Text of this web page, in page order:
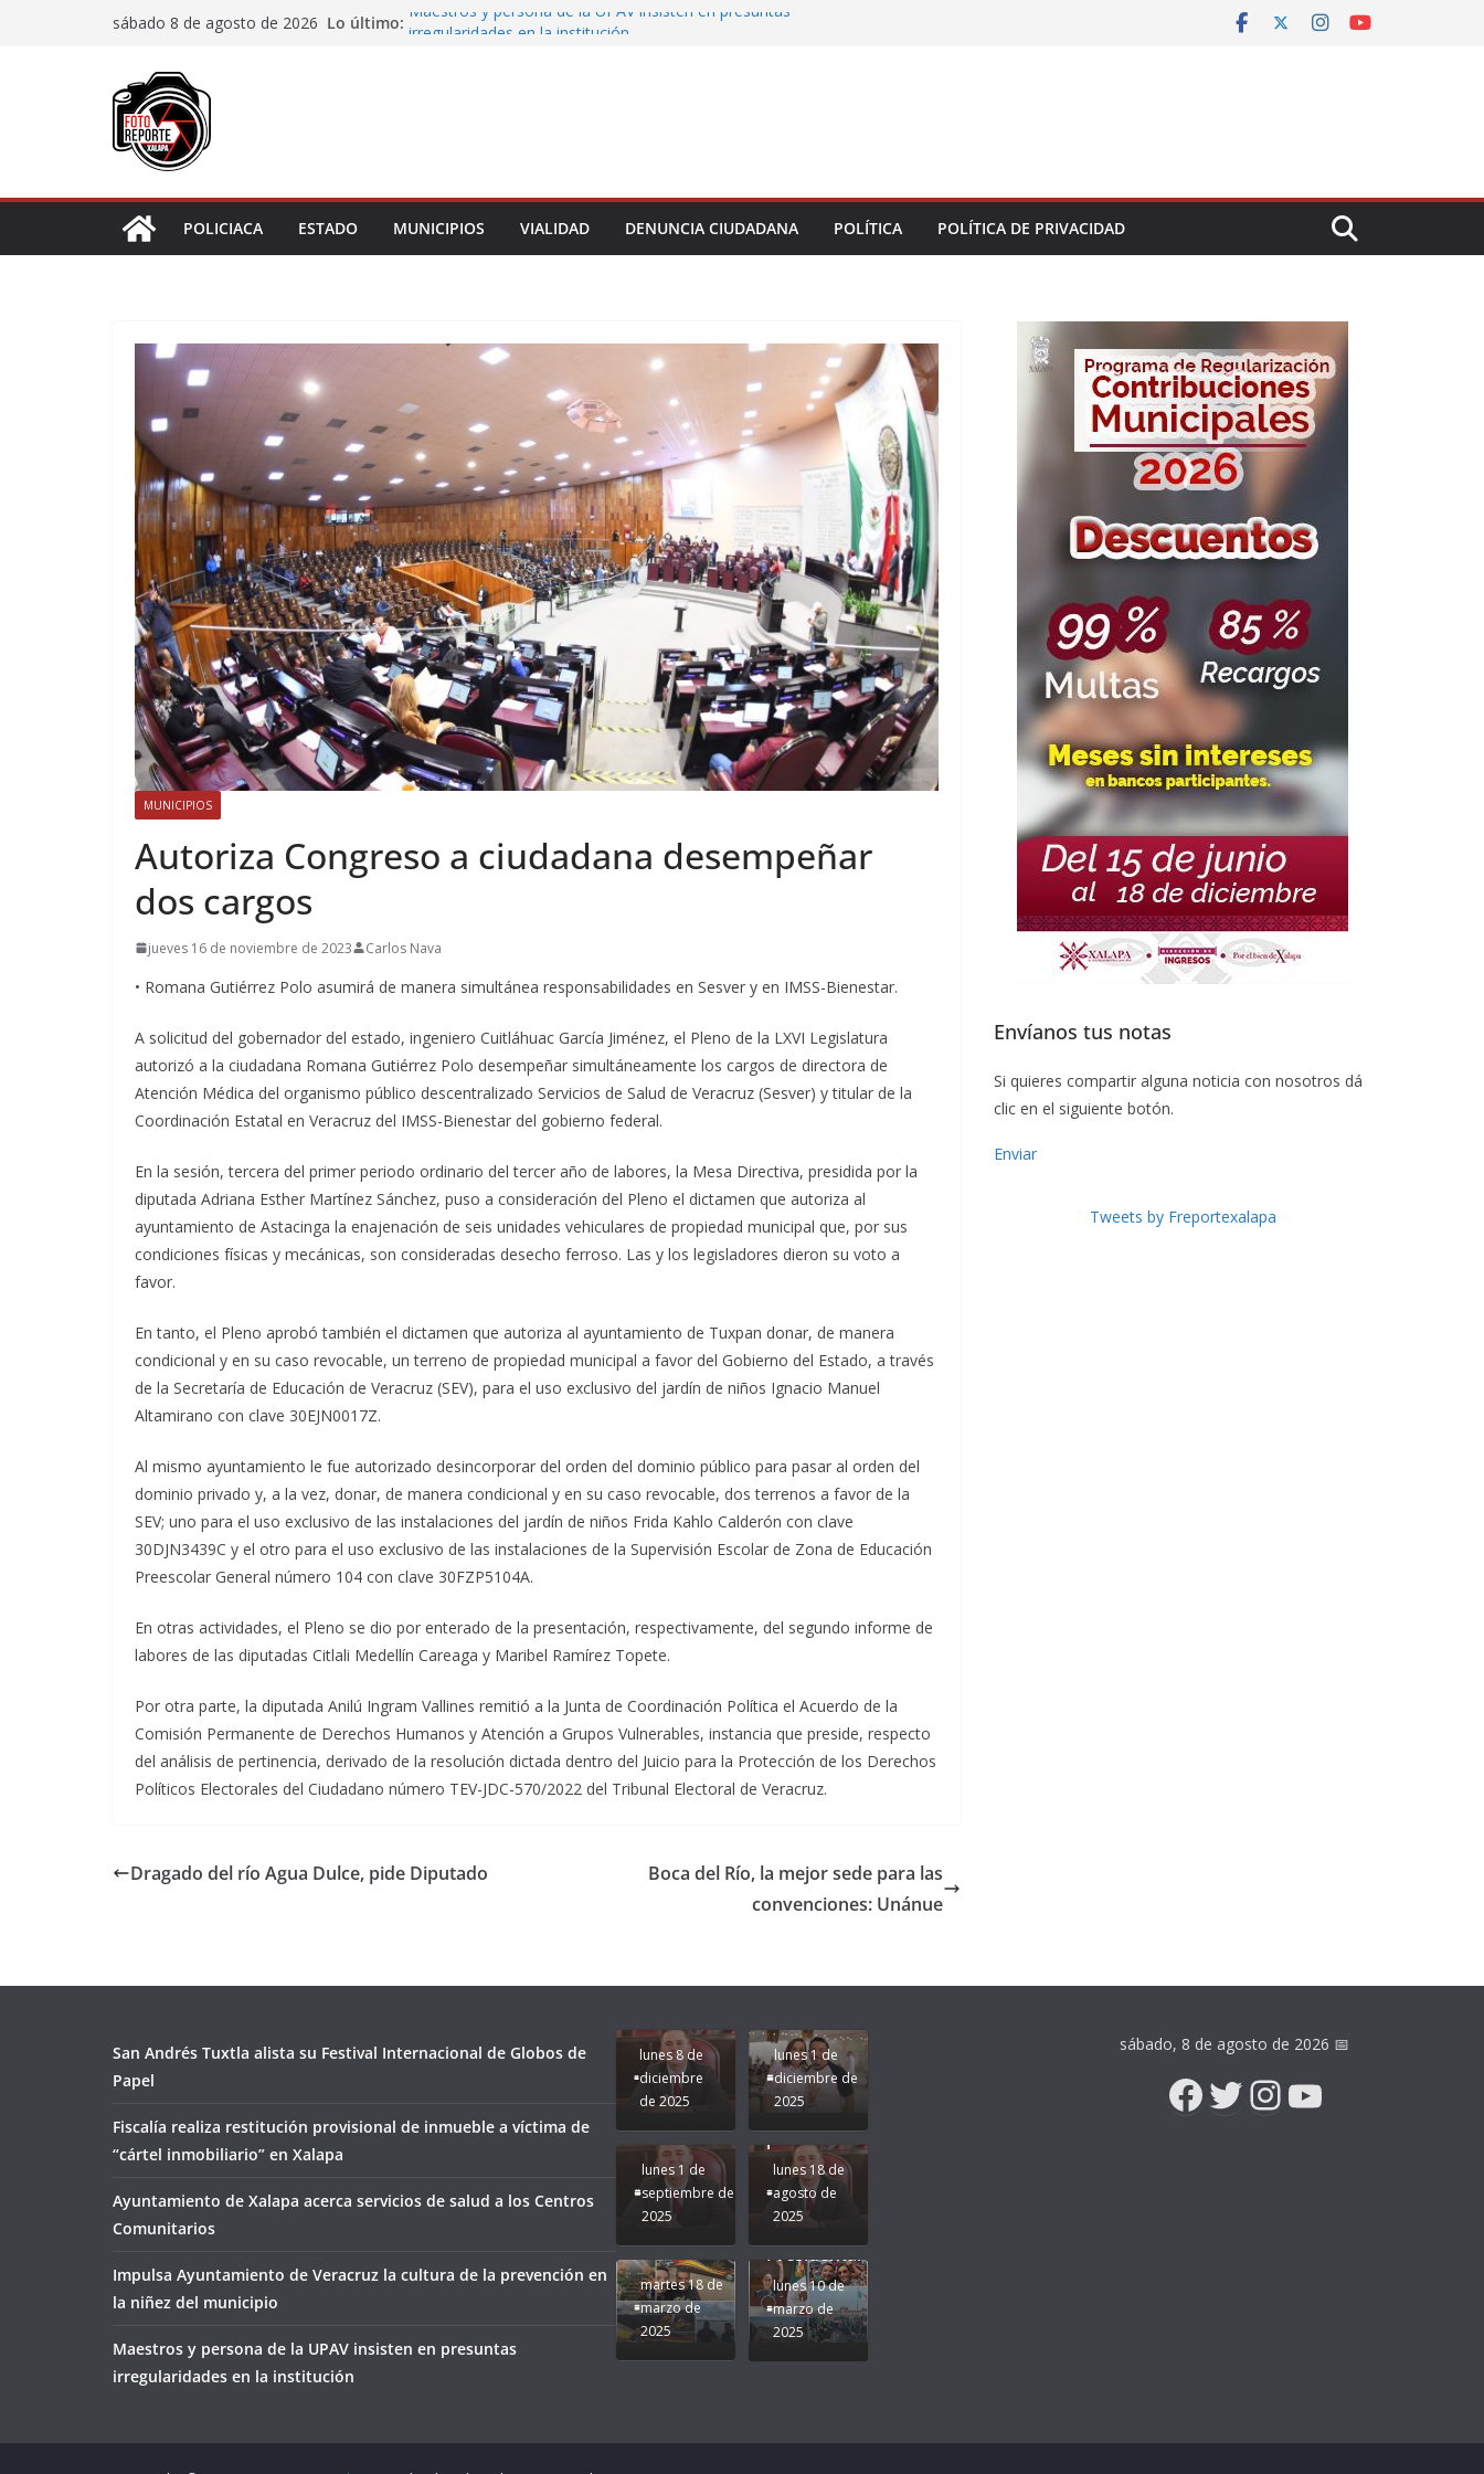
sábado 8 de agosto de 2026 Lo último: Maestros y persona de la UPAV insisten en presuntas
Impulsa Ayuntamiento de Veracruz la cultura de la prevención
en la niñez del municipio
POLICIACA ESTADO MUNICIPIOS VIALIDAD DENUNCIA CIUDADANA POLÍTICA POLÍTICA DE PRIVACIDAD
MUNICIPIOS
Autoriza Congreso a ciudadana desempeñar
dos cargos
jueves 16 de noviembre de 2023 Carlos Nava
• Romana Gutiérrez Polo asumirá de manera simultánea responsabilidades en Sesver y en IMSS-Bienestar.
A solicitud del gobernador del estado, ingeniero Cuitláhuac García Jiménez, el Pleno de la LXVI Legislatura
autorizó a la ciudadana Romana Gutiérrez Polo desempeñar simultáneamente los cargos de directora de
Atención Médica del organismo público descentralizado Servicios de Salud de Veracruz (Sesver) y titular de la
Coordinación Estatal en Veracruz del IMSS-Bienestar del gobierno federal.
En la sesión, tercera del primer periodo ordinario del tercer año de labores, la Mesa Directiva, presidida por la
diputada Adriana Esther Martínez Sánchez, puso a consideración del Pleno el dictamen que autoriza al
ayuntamiento de Astacinga la enajenación de seis unidades vehiculares de propiedad municipal que, por sus
condiciones físicas y mecánicas, son consideradas desecho ferroso. Las y los legisladores dieron su voto a
favor.
En tanto, el Pleno aprobó también el dictamen que autoriza al ayuntamiento de Tuxpan donar, de manera
condicional y en su caso revocable, un terreno de propiedad municipal a favor del Gobierno del Estado, a través
de la Secretaría de Educación de Veracruz (SEV), para el uso exclusivo del jardín de niños Ignacio Manuel
Altamirano con clave 30EJN0017Z.
Al mismo ayuntamiento le fue autorizado desincorporar del orden del dominio público para pasar al orden del
dominio privado y, a la vez, donar, de manera condicional y en su caso revocable, dos terrenos a favor de la
SEV; uno para el uso exclusivo de las instalaciones del jardín de niños Frida Kahlo Calderón con clave
30DJN3439C y el otro para el uso exclusivo de las instalaciones de la Supervisión Escolar de Zona de Educación
Preescolar General número 104 con clave 30FZP5104A.
En otras actividades, el Pleno se dio por enterado de la presentación, respectivamente, del segundo informe de
labores de las diputadas Citlali Medellín Careaga y Maribel Ramírez Topete.
Por otra parte, la diputada Anilú Ingram Vallines remitió a la Junta de Coordinación Política el Acuerdo de la
Comisión Permanente de Derechos Humanos y Atención a Grupos Vulnerables, instancia que preside, respecto
del análisis de pertinencia, derivado de la resolución dictada dentro del Juicio para la Protección de los Derechos
Políticos Electorales del Ciudadano número TEV-JDC-570/2022 del Tribunal Electoral de Veracruz.
Dragado del río Agua Dulce, pide Diputado
Boca del Río, la mejor sede para las
convenciones: Unánue
Envíanos tus notas
Si quieres compartir alguna noticia con nosotros dá
clic en el siguiente botón.
Enviar
Tweets by Freportexalapa
San Andrés Tuxtla alista su Festival Internacional de Globos de
Papel
Fiscalía realiza restitución provisional de inmueble a víctima de
“cártel inmobiliario” en Xalapa
Ayuntamiento de Xalapa acerca servicios de salud a los Centros
Comunitarios
Impulsa Ayuntamiento de Veracruz la cultura de la prevención en
la niñez del municipio
Maestros y persona de la UPAV insisten en presuntas
irregularidades en la institución
lunes 8 de
diciembre
de 2025
lunes 1 de
diciembre de
2025
Apoyo y
Seguimos la
Ruta que
Marca
Nuestra
Rocío Nahle.
lunes 1 de
septiembre de
2025
Pongamos
de moda;
San
Andrés
Tuxtla
presente.
lunes 18 de
agosto de
2025
Difamación
martes 18 de
marzo de
2025
Presidenta!
lunes 10 de
marzo de
2025
sábado, 8 de agosto de 2026 📅
Facebook
Twitter
Instagram
YouTube